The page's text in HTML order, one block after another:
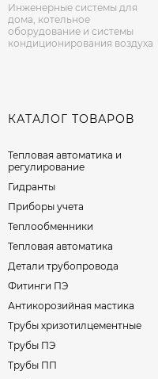
Инженерные системы для
дома, котельное
оборудование и системы
кондиционирования воздуха
КАТАЛОГ ТОВАРОВ
Тепловая автоматика и
регулирование
Гидранты
Приборы учета
Теплообменники
Тепловая автоматика
Детали трубопровода
Фитинги ПЭ
Антикорозийная мастика
Трубы хризотилцементные
Трубы ПЭ
Трубы ПП